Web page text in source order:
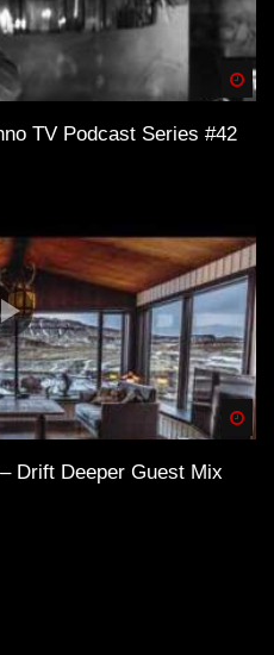
TV Podcast Series #42
Drift Deeper Guest Mix